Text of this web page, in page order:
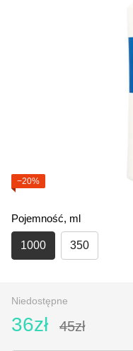
−20%
Pojemność, ml
1000 350
Niedostępne
36zł 45zł